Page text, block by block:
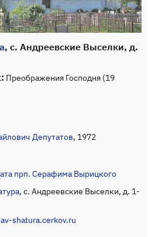
, с. Андреевские Выселки, д.
Преображения Господня (19
Депутатов, 1972
прп. Серафима Вырицкого
, с. Андреевские Выселки, д. 1-
shatura.cerkov.ru